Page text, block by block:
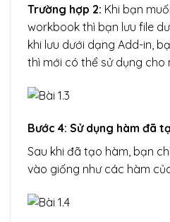
Trường hợp 2: Khi bạn
workbook thì bạn lưu file
khi lưu dưới dạng Add-in,
thì mới có thể sử dụng cho
Bước 4: Sử dụng hàm đã
Sau khi đã tạo hàm, bạn
vào giống như các hàm